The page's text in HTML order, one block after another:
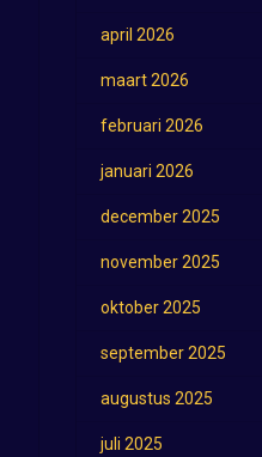
april 2026
maart 2026
februari 2026
januari 2026
december 2025
november 2025
oktober 2025
september 2025
augustus 2025
juli 2025